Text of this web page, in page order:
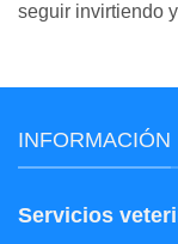
seguir invirtiendo
INFORMACIÓN
Servicios